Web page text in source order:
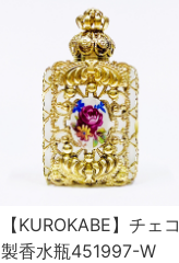
【KUROKABE】チェコ
製香水瓶451997-W